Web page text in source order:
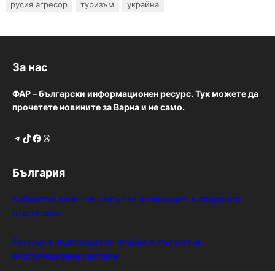
русия агресор
туризъм украйна
За нас
ФАР – български информационен ресурс. Тук можете да
прочетете новините за Варна и не само.
Telegram TikTok Facebook Threads
България
Кабинетът прие нов статут за професиите в спортната
подготовка
Разкриха дългогодишен пробив в държавни
информационни системи